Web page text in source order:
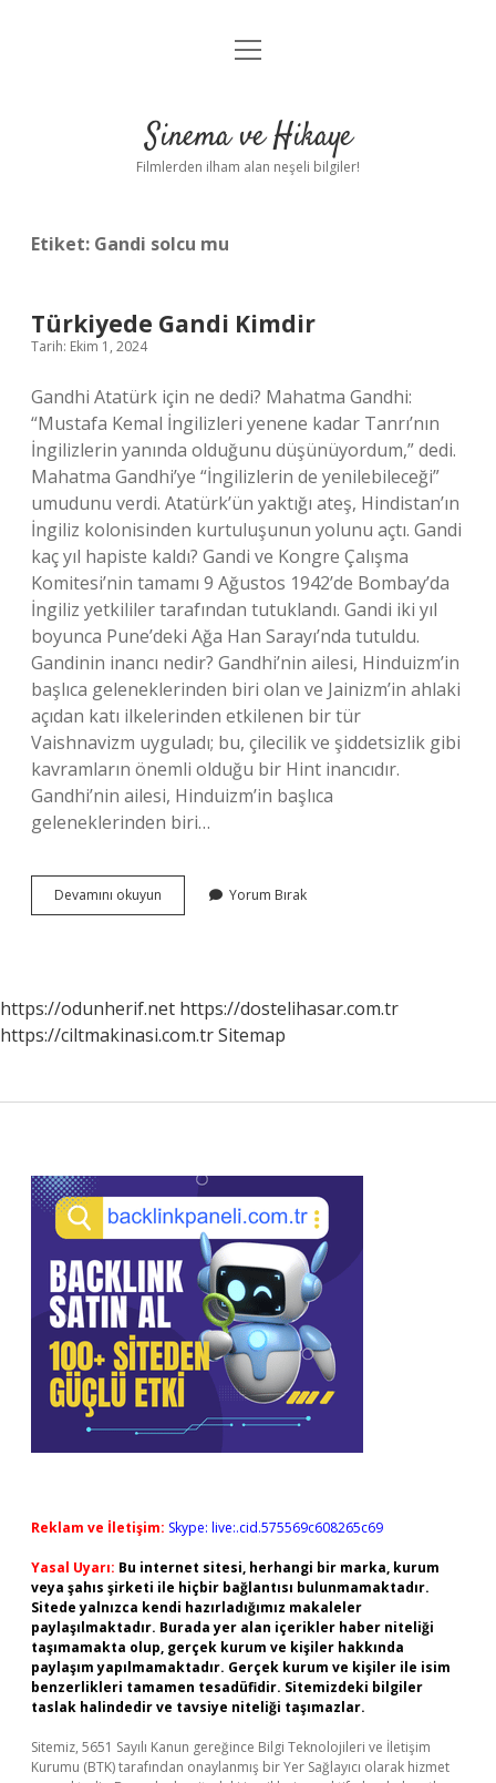
Gizlilik Politikası
Yasal Uyarı
menüyü
Sinema ve Hikaye
Filmlerden ilham alan neşeli bilgiler!
Etiket: Gandi solcu mu
Türkiyede Gandi Kimdir
Tarih: Ekim 1, 2024
Gandhi Atatürk için ne dedi? Mahatma Gandhi:
“Mustafa Kemal İngilizleri yenene kadar Tanrı’nın
İngilizlerin yanında olduğunu düşünüyordum,” dedi.
Mahatma Gandhi’ye “İngilizlerin de yenilebileceği”
umudunu verdi. Atatürk’ün yaktığı ateş, Hindistan’ın
İngiliz kolonisinden kurtuluşunun yolunu açtı. Gandi
kaç yıl hapiste kaldı? Gandi ve Kongre Çalışma
Komitesi’nin tamamı 9 Ağustos 1942’de Bombay’da
İngiliz yetkililer tarafından tutuklandı. Gandi iki yıl
boyunca Pune’deki Ağa Han Sarayı’nda tutuldu.
Gandinin inancı nedir? Gandhi’nin ailesi, Hinduizm’in
başlıca geleneklerinden biri olan ve Jainizm’in ahlaki
açıdan katı ilkelerinden etkilenen bir tür
Vaishnavizm uyguladı; bu, çilecilik ve şiddetsizlik gibi
kavramların önemli olduğu bir Hint inancıdır.
Gandhi’nin ailesi, Hinduizm’in başlıca
geleneklerinden biri…
Devamını okuyun Türkiyede
Gandi
Yorum Bırak
https://odunherif.net https://dostelihasar.com.tr
https://ciltmakinasi.com.trSitemap
Sidebar
Reklam ve İletişim: Skype: live:.cid.575569c608265c69
Yasal Uyarı: Bu internet sitesi, herhangi bir marka, kurum
veya şahıs şirketi ile hiçbir bağlantısı bulunmamaktadır.
Sitede yalnızca kendi hazırladığımız makaleler
paylaşılmaktadır. Burada yer alan içerikler haber niteliği
taşımamakta olup, gerçek kurum ve kişiler hakkında
paylaşım yapılmamaktadır. Gerçek kurum ve kişiler ile isim
benzerlikleri tamamen tesadüfidir. Sitemizdeki bilgiler
taslak halindedir ve tavsiye niteliği taşımazlar.
Sitemiz, 5651 Sayılı Kanun gereğince Bilgi Teknolojileri ve İletişim
Kurumu (BTK) tarafından onaylanmış bir Yer Sağlayıcı olarak hizmet